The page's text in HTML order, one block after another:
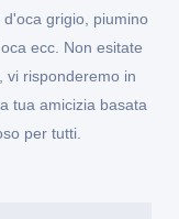
grigio, piumino
ecc. Non esitate
vi risponderemo in
tua amicizia basata
per tutti.